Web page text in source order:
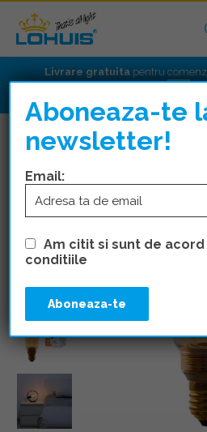
Livrare gratuitapentru
Aboneaza-te
newsletter!
Email:
Am citit si sunt de acord
conditiile